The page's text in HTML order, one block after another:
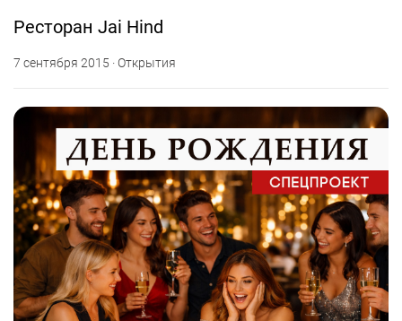
Ресторан Jai Hind
7 сентября 2015 · Открытия